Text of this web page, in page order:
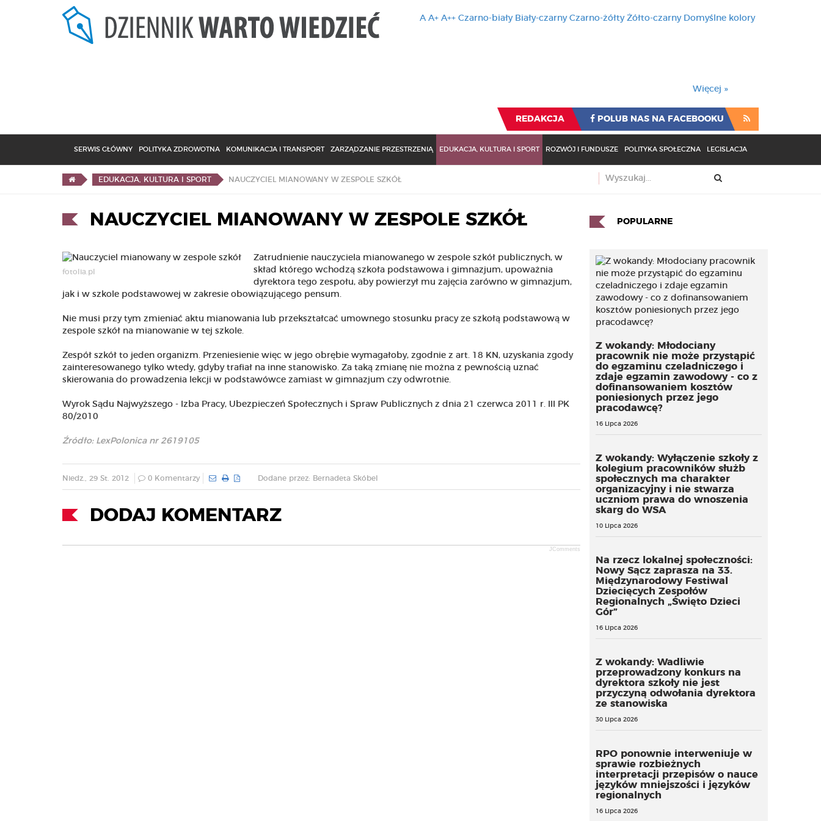
A A+ A++ Czarno-biały Biały-czarny Czarno-żółty Żółto-czarny Domyślne kolory
Więcej »
REDAKCJA POLUB NAS NA FACEBOOKU
SERWIS GŁÓWNY POLITYKA ZDROWOTNA KOMUNIKACJA I TRANSPORT ZARZĄDZANIE PRZESTRZENIĄ EDUKACJA, KULTURA I SPORT ROZWÓJ I FUNDUSZE POLITYKA SPOŁECZNA LEGISLACJA
EDUKACJA, KULTURA I SPORT NAUCZYCIEL MIANOWANY W ZESPOLE SZKÓŁ
NAUCZYCIEL MIANOWANY W ZESPOLE SZKÓŁ
fotolia.pl
Zatrudnienie nauczyciela mianowanego w zespole szkół publicznych, w
skład którego wchodzą szkoła podstawowa i gimnazjum, upoważnia
dyrektora tego zespołu, aby powierzył mu zajęcia zarówno w gimnazjum,
jak i w szkole podstawowej w zakresie obowiązującego pensum.
Nie musi przy tym zmieniać aktu mianowania lub przekształcać umownego stosunku pracy ze szkołą podstawową w
zespole szkół na mianowanie w tej szkole.
Zespół szkół to jeden organizm. Przeniesienie więc w jego obrębie wymagałoby, zgodnie z art. 18 KN, uzyskania zgody
zainteresowanego tylko wtedy, gdyby trafiał na inne stanowisko. Za taką zmianę nie można z pewnością uznać
skierowania do prowadzenia lekcji w podstawówce zamiast w gimnazjum czy odwrotnie.
Wyrok Sądu Najwyższego - Izba Pracy, Ubezpieczeń Społecznych i Spraw Publicznych z dnia 21 czerwca 2011 r. III PK
80/2010
Źródło: LexPolonica nr 2619105
Niedz., 29 St. 2012 0 Komentarzy Dodane przez: Bernadeta Skóbel
DODAJ KOMENTARZ
JComments
POPULARNE
Z wokandy: Młodociany
pracownik nie może przystąpić
do egzaminu czeladniczego i
zdaje egzamin zawodowy - co z
dofinansowaniem kosztów
poniesionych przez jego
pracodawcę?
16 Lipca 2026
Z wokandy: Wyłączenie szkoły z
kolegium pracowników służb
społecznych ma charakter
organizacyjny i nie stwarza
uczniom prawa do wnoszenia
skarg do WSA
10 Lipca 2026
Na rzecz lokalnej społeczności:
Nowy Sącz zaprasza na 33.
Międzynarodowy Festiwal
Dziecięcych Zespołów
Regionalnych „Święto Dzieci
Gór”
16 Lipca 2026
Z wokandy: Wadliwie
przeprowadzony konkurs na
dyrektora szkoły nie jest
przyczyną odwołania dyrektora
ze stanowiska
30 Lipca 2026
RPO ponownie interweniuje w
sprawie rozbieżnych
interpretacji przepisów o nauce
języków mniejszości i języków
regionalnych
16 Lipca 2026